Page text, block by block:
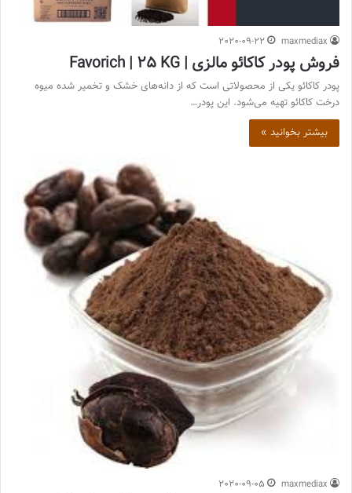
maxmediax
2020-09-22
فروش پودر کاکائو مالزی | Favorich | 25 KG
پودر کاکائو یکی از محصولاتی است که از دانه‌های خشک و تخمیر شده میوه
درخت کاکائو تهیه می‌شود. این پودر…
بیشتر بخوانید »
maxmediax
2020-09-05